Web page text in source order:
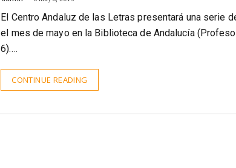
El Centro Andaluz de las Letras presentará una serie
el mes de mayo en la Biblioteca de Andalucía
6).…
CONTINUE READING